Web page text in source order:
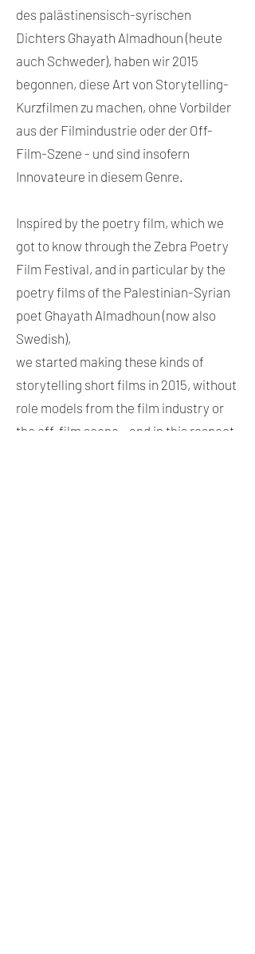
des palästinensisch-syrischen
Dichters Ghayath Almadhoun (heute
auch Schweder), haben wir 2015
begonnen, diese Art von Storytelling-
Kurzfilmen zu machen, ohne Vorbilder
aus der Filmindustrie oder der Off-
Film-Szene - und sind insofern
Innovateure in diesem Genre.
Inspired by the poetry film, which we
got to know through the Zebra Poetry
Film Festival, and in particular by the
poetry films of the Palestinian-Syrian
poet Ghayath Almadhoun (now also
Swedish),
we started making these kinds of
storytelling short films in 2015, without
role models from the film industry or
the off-film scene – and in this respect